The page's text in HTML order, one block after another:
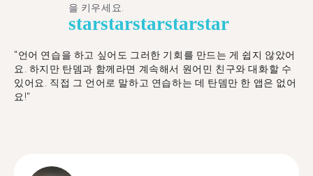
을 키우세요.
starstarstarstarstar
"언어 연습을 하고 싶어도 그러한 기회를 만드는 게 쉽지 않았어
요. 하지만 탄뎀과 함께라면 계속해서 원어민 친구와 대화할 수
있어요. 직접 그 언어로 말하고 연습하는 데 탄뎀만 한 앱은 없어
요!"